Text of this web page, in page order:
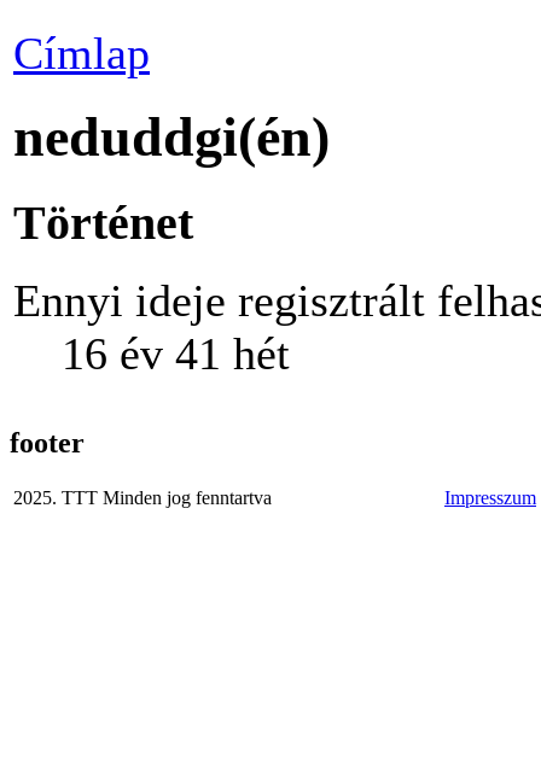
Címlap
neduddgi(én)
Történet
Ennyi ideje regisztrált
16 év 41 hét
footer
2025. TTT Minden jog fenntartva Impresszum